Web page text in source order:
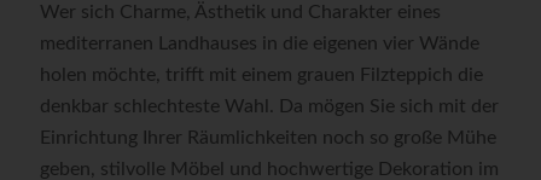
Wer sich Charme, Ästhetik und Charakter eines
mediterranen Landhauses in die eigenen vier Wände
holen möchte, trifft mit einem grauen Filzteppich die
denkbar schlechteste Wahl. Da mögen Sie sich mit der
Einrichtung Ihrer Räumlichkeiten noch so große Mühe
geben, stilvolle Möbel und hochwertige Dekoration im